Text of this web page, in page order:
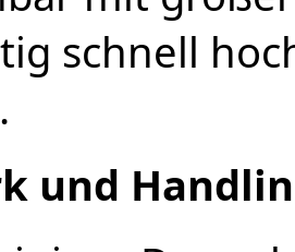
schnell
und